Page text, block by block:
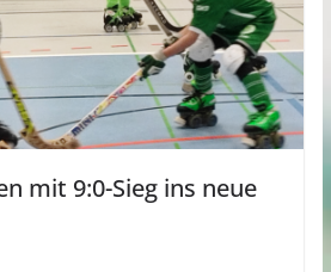
mit 9:0-Sieg ins neue